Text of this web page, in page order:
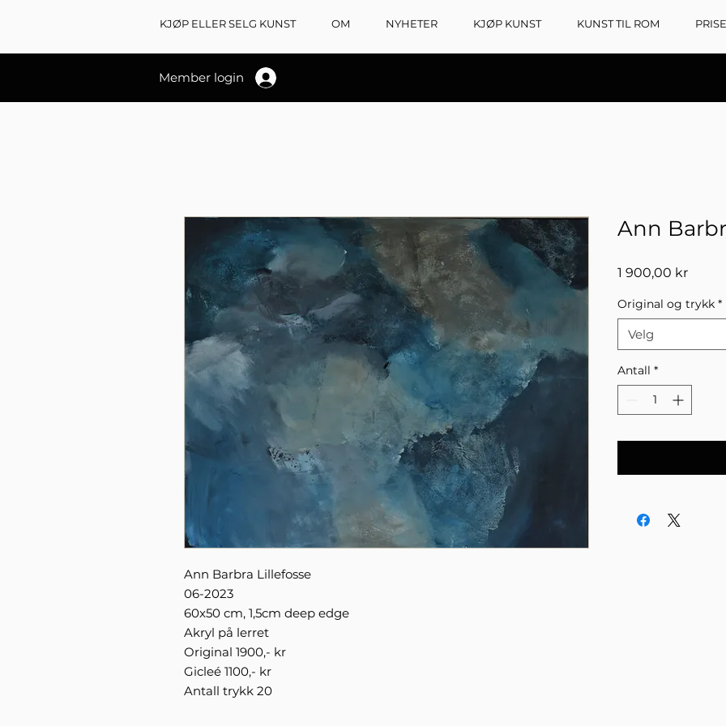
KJØP ELLER SELG KUNST OM NYHETER KJØP KUNST KUNST TIL ROM
Member login
Ann Barbra Lillefosse
06-2023
60x50 cm, 1,5cm deep edge
Akryl på lerret
Original 1900,- kr
Gicleé 1100,- kr
Antall trykk 20
Ann
1 900,00 krPris
Original og trykk *
Velg
Antall *